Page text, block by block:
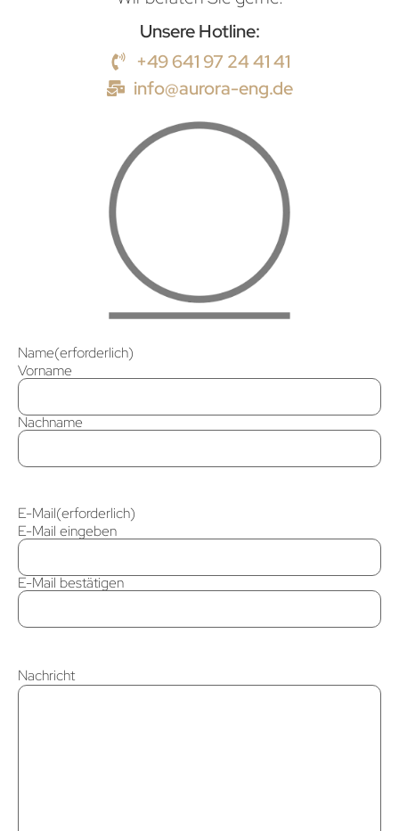
Unsere Hotline:
+49 641 97 24 41 41
info@aurora-eng.de
Name(erforderlich)
Vorname
Nachname
E-Mail(erforderlich)
E-Mail eingeben
E-Mail bestätigen
Nachricht